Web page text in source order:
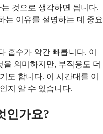
것으로 생각하면 됩니다.
는 이유를 설명하는 데 중요
흡수가 약간 빠릅니다. 이
의미하지만, 부작용도 더
도 합니다. 이 시간대를 이
지 알 수 있습니다.
인가요?